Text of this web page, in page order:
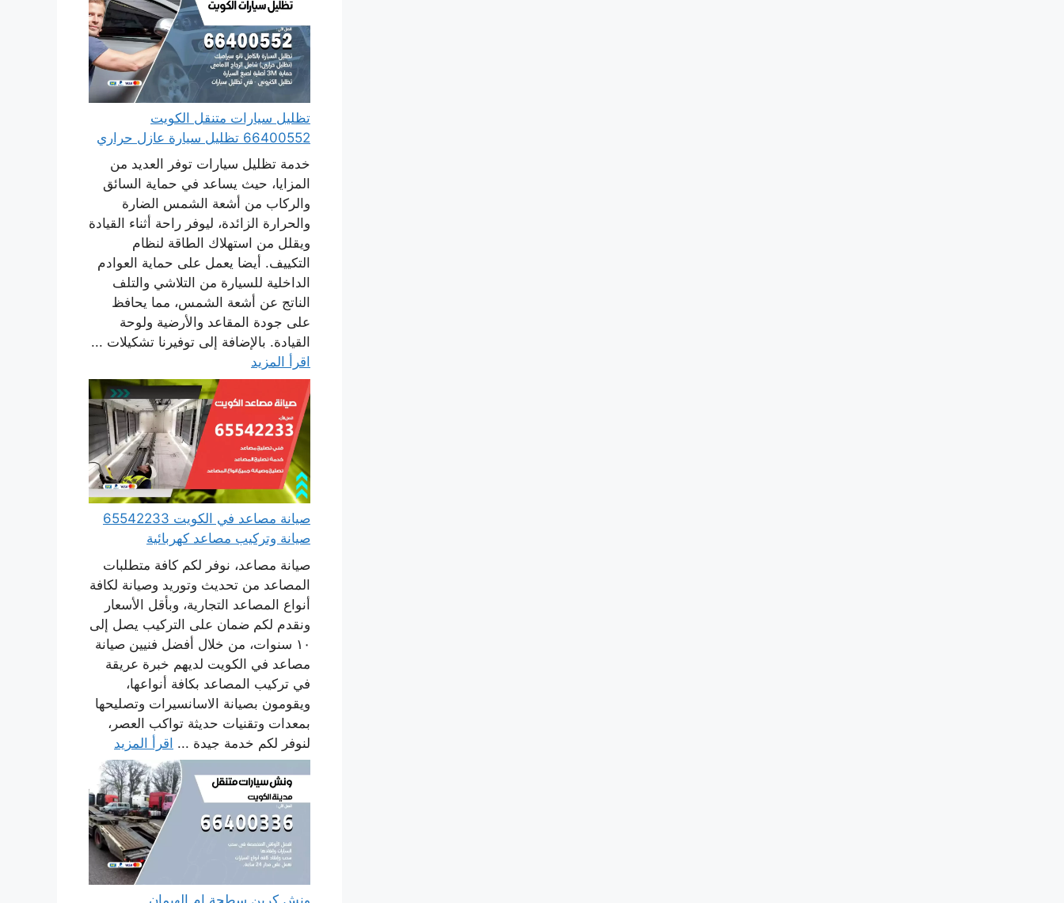
تظليل سيارات متنقل الكويت
66400552 تظليل سيارة عازل حراري
خدمة تظليل سيارات توفر العديد من
المزايا، حيث يساعد في حماية السائق
والركاب من أشعة الشمس الضارة
والحرارة الزائدة، ليوفر راحة أثناء القيادة
ويقلل من استهلاك الطاقة لنظام
التكييف. أيضا يعمل على حماية العوادم
الداخلية للسيارة من التلاشي والتلف
الناتج عن أشعة الشمس، مما يحافظ
على جودة المقاعد والأرضية ولوحة
القيادة. بالإضافة إلى توفيرنا تشكيلات ...
اقرأ المزيد
صيانة مصاعد في الكويت 65542233
صيانة وتركيب مصاعد كهربائية
صيانة مصاعد، نوفر لكم كافة متطلبات
المصاعد من تحديث وتوريد وصيانة لكافة
أنواع المصاعد التجارية، وبأقل الأسعار
ونقدم لكم ضمان على التركيب يصل إلى
١٠ سنوات، من خلال أفضل فنيين صيانة
مصاعد في الكويت لديهم خبرة عريقة
في تركيب المصاعد بكافة أنواعها،
ويقومون بصيانة الاسانسيرات وتصليحها
بمعدات وتقنيات حديثة تواكب العصر،
لنوفر لكم خدمة جيدة ... اقرأ المزيد
ونش كرين سطحة ام الهيمان